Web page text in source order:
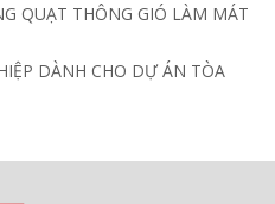
QUẠT THÔNG GIÓ LÀM MÁT
DÀNH CHO DỰ ÁN TÒA